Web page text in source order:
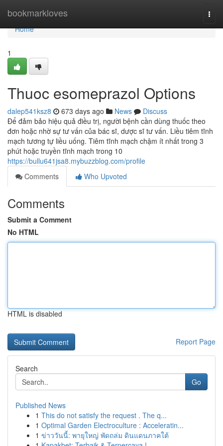
bookmarkloves
Home
Home
1
Thuoc esomeprazol Options
dalep541ksz8 673 days ago News
Discuss
Để đảm bảo hiệu quả điều trị, người bệnh cần dùng thuốc theo
đơn hoặc nhờ sự tư vấn của bác sĩ, dược sĩ tư vấn. Liều tiêm tĩnh
mạch tương tự liều uống. Tiêm tĩnh mạch chậm ít nhất trong 3
phút hoặc truyền tĩnh mạch trong 10
https://bullu641jsa8.mybuzzblog.com/profile
Comments
Who Upvoted
Comments
Submit a Comment
No HTML
HTML is disabled
Report Page
Search
Go
Published News
1 This do not satisfy the request . The q...
1 Optimal Garden Electroculture : Acceleratin...
1 ข่าววันนี้: พายุใหญ่ พัดถล่ม ดินแดนภาคใต้